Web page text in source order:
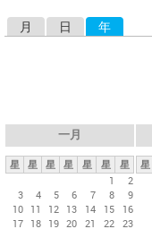
月 日 年
一月
星 星 星 星 星 星
星
1
2
3
4 5 6 7 8
9
10 11 12 13 14 15
16
17 18 19 20 21 22 23
星